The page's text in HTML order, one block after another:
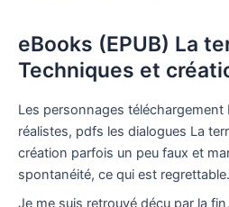
eBooks (EPUB) La
Techniques et
Les personnages
réalistes, pdfs les dialogues La
création parfois un peu faux et
spontanéité, ce qui est regrettable.
Je me suis retrouvé déçu par la